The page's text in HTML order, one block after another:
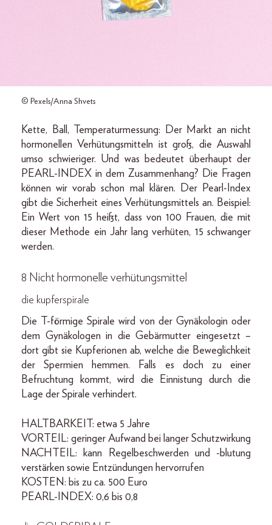
© Pexels/Anna Shvets
Kette, Ball, Temperaturmessung: Der Markt an nicht
hormonellen Verhütungsmitteln ist groß, die Auswahl
umso schwieriger. Und was bedeutet überhaupt der
PEARL-INDEX in dem Zusammenhang? Die Fragen
können wir vorab schon mal klären. Der Pearl-Index
gibt die Sicherheit eines Verhütungsmittels an. Beispiel:
Ein Wert von 15 heißt, dass von 100 Frauen, die mit
dieser Methode ein Jahr lang verhüten, 15 schwanger
werden.
8 Nicht hormonelle verhütungsmittel
die kupferspirale
Die T-förmige Spirale wird von der Gynäkologin oder
dem Gynäkologen in die Gebärmutter eingesetzt –
dort gibt sie Kupferionen ab, welche die Beweglichkeit
der Spermien hemmen. Falls es doch zu einer
Befruchtung kommt, wird die Einnistung durch die
Lage der Spirale verhindert.
HALTBARKEIT: etwa 5 Jahre
VORTEIL: geringer Aufwand bei langer Schutzwirkung
NACHTEIL: kann Regelbeschwerden und -blutung
verstärken sowie Entzündungen hervorrufen
KOSTEN: bis zu ca. 500 Euro
PEARL-INDEX: 0,6 bis 0,8